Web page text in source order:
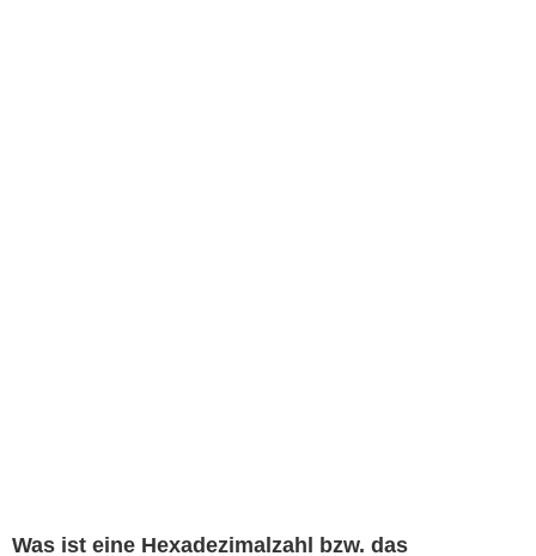
Was ist eine Hexadezimalzahl bzw. das